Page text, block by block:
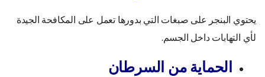
يحتوي البنجر على صبغات التي بدورها تعمل على المكافحة الجيدة
لأي التهابات داخل الجسم.
الحماية من السرطان